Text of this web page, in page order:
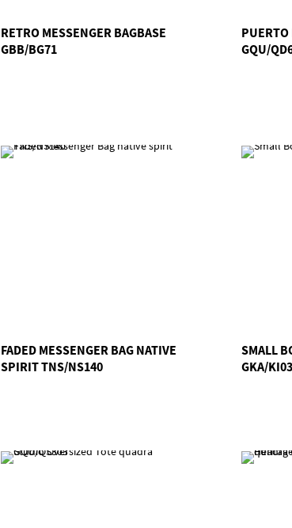
RETRO MESSENGER BAGBASE
GBB/BG71
GQU/
FADED MESSENGER BAG NATIVE
SPIRIT TNS/NS140
SMALL
GKA/